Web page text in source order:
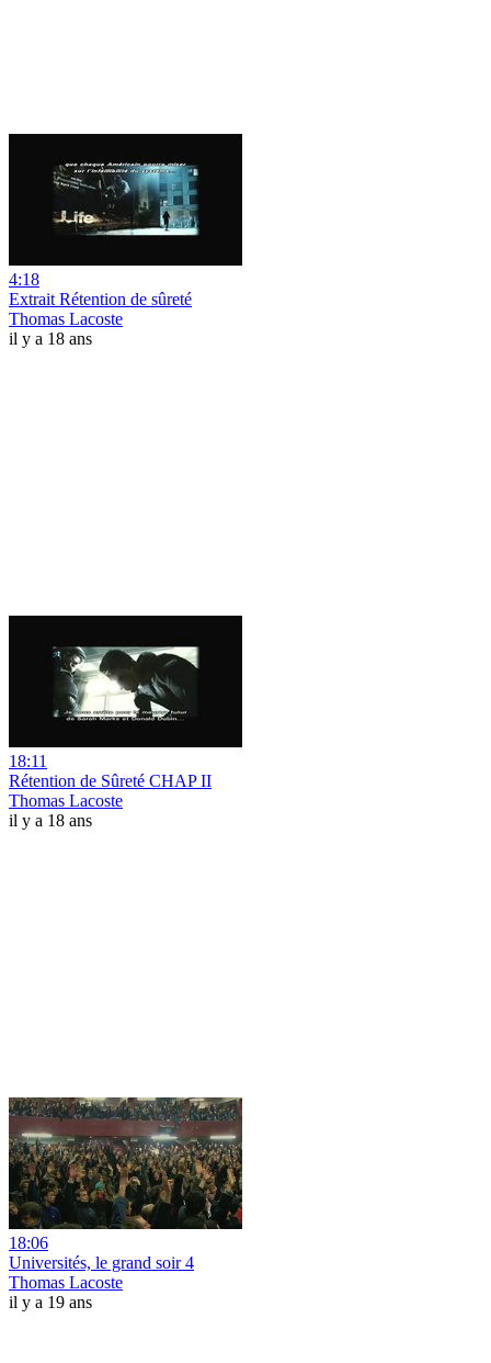
4:18
Extrait Rétention de sûreté
Thomas Lacoste
il y a 18 ans
18:11
Rétention de Sûreté CHAP II
Thomas Lacoste
il y a 18 ans
18:06
Universités, le grand soir 4
Thomas Lacoste
il y a 19 ans